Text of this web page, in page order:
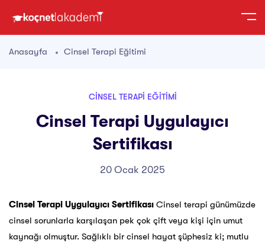
Anasayfa Cinsel Terapi Eğitimi
CINSEL TERAPI EĞITIMI
Cinsel Terapi Uygulayıcı
Sertifikası
20 Ocak 2025
Cinsel Terapi Uygulayıcı Sertifikası Cinsel terapi günümüzde
cinsel sorunlarla karşılaşan pek çok çift veya kişi için umut
kaynağı olmuştur. Sağlıklı bir cinsel hayat şüphesiz ki; mutlu